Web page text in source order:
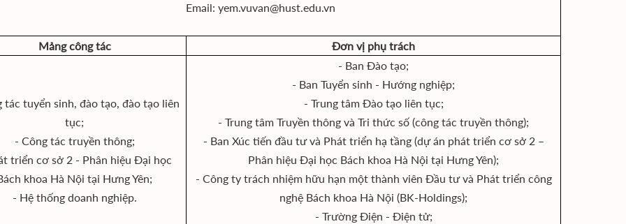
Email: yem.vuvan@hust.edu.vn
Mảng công tác Đơn vị phụ trách
tác tuyển sinh, đào tạo, đào tạo liên
tục;
- Công tác truyền thông;
triển cơ sở 2 - Phân hiệu Đại học
khoa Hà Nội tại Hưng Yên;
- Hệ thống doanh nghiệp.
- Ban Đào tạo;
- Ban Tuyển sinh - Hướng nghiệp;
- Trung tâm Đào tạo liên tục;
- Trung tâm Truyền thông và Tri thức số (công tác truyền thông);
- Ban Xúc tiến đầu tư và Phát triển hạ tầng (dự án phát triển cơ sở 2 –
Phân hiệu Đại học Bách khoa Hà Nội tại Hưng Yên);
- Công ty trách nhiệm hữu hạn một thành viên Đầu tư và Phát triển công
nghệ Bách khoa Hà Nội (BK-Holdings);
- Trường Điện - Điện tử;